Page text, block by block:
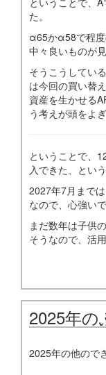
た。
α65かα58で程度
中々良いものが
そうこうしてい
は今回の買い替
資産を生かせる
う考えが頭をよ
ということで、
入できた、とい
2027年7月までは
なので、心強いで
まだ数年は子供
そうなので、活
2025年の
2025年の他ので